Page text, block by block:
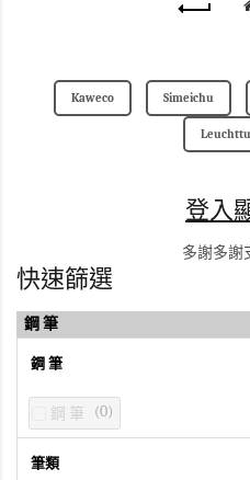
Kaweco Simeichu
登入
多謝多謝
快速篩選
鋼 筆
鋼 筆
鋼 筆 0
筆類